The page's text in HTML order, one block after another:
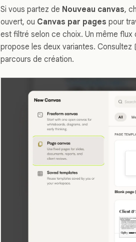
Si vous partez de Nouveau canvas,
ouvert, ou Canvas par pages pour
est filtré selon ce choix. Un même flux
propose les deux variantes. Consultez
parcours de création.